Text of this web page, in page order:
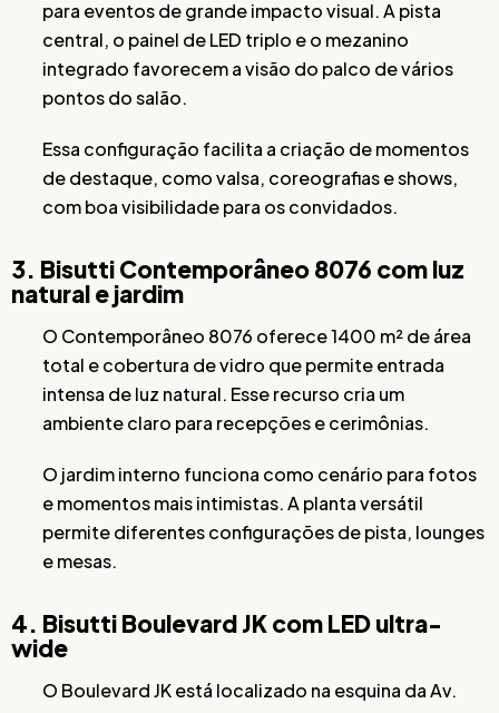
para eventos de grande impacto visual. A pista
central, o painel de LED triplo e o mezanino
integrado favorecem a visão do palco de vários
pontos do salão.
Essa configuração facilita a criação de momentos
de destaque, como valsa, coreografias e shows,
com boa visibilidade para os convidados.
3. Bisutti Contemporâneo 8076 com luz
natural e jardim
O Contemporâneo 8076 oferece 1400 m² de área
total e cobertura de vidro que permite entrada
intensa de luz natural. Esse recurso cria um
ambiente claro para recepções e cerimônias.
O jardim interno funciona como cenário para fotos
e momentos mais intimistas. A planta versátil
permite diferentes configurações de pista, lounges
e mesas.
4. Bisutti Boulevard JK com LED ultra-
wide
O Boulevard JK está localizado na esquina da Av.